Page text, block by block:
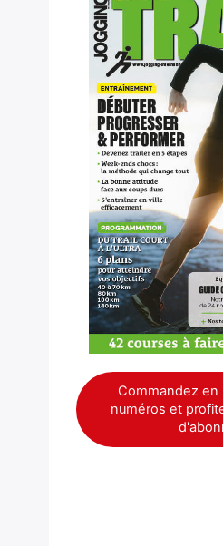
Commandez en
numéros et